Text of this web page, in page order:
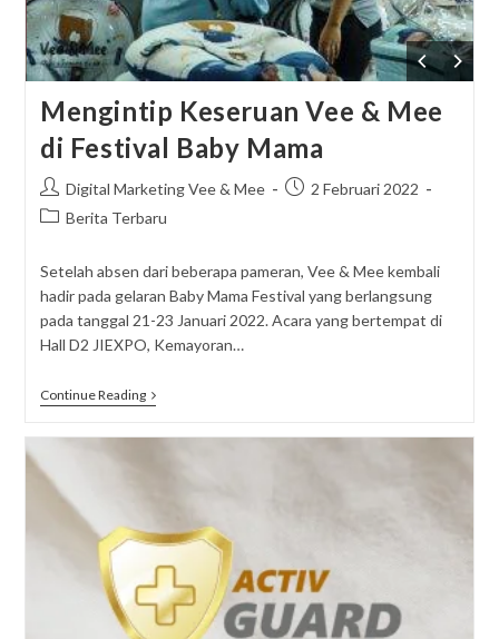
Mengintip Keseruan Vee & Mee
di Festival Baby Mama
Post
author:
Digital Marketing Vee & Mee
Post2 Februari 2022
PostBerita Terbaru
Setelah absen dari beberapa pameran, Vee & Mee kembali
hadir pada gelaran Baby Mama Festival yang berlangsung
pada tanggal 21-23 Januari 2022. Acara yang bertempat di
Hall D2 JIEXPO, Kemayoran…
Continue ReadingMengintip
Keseruan
Mama